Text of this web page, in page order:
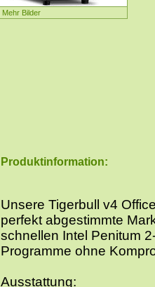
Mehr Bilder
Produktinformation:
Unsere Tigerbull v4
perfekt abgestimmte
schnellen Intel Penitum
Programme ohne
Ausstattung: